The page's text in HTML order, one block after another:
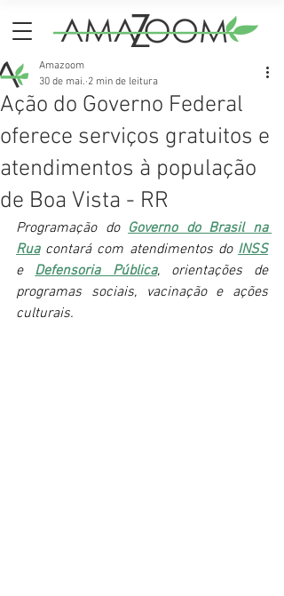
Ação do Governo Federal
oferece serviços gratuitos e
atendimentos à população
de Boa Vista - RR
Amazoom
30 de mai. 2 min de leitura
Programação do Governo do Brasil na
Rua contará com atendimentos do INSS
e Defensoria Pública, orientações de
programas sociais, vacinação e ações
culturais.